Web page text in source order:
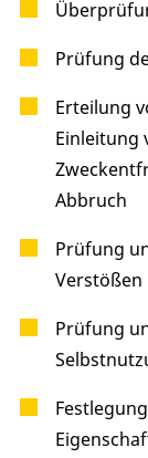
Prüfung
Erteilung
Einleitung
Abbruch
Prüfung
Verstößen
Prüfung